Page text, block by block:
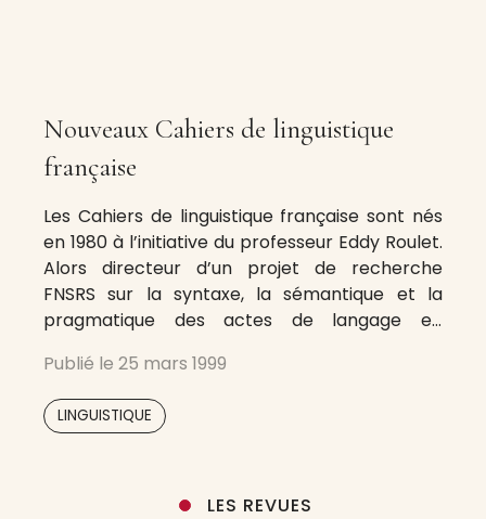
Nouveaux Cahiers de linguistique
française
Les Cahiers de linguistique française sont nés
en 1980 à l’initiative du professeur Eddy Roulet.
Alors directeur d’un projet de recherche
FNSRS sur la syntaxe, la sémantique et la
pragmatique des actes de langage en
linguistique française (Antoine Auchlin,
Jacques Moeschler, Christian Rubattel,
Marianne Schelling, Nina
Publié le 25 mars 1999
LINGUISTIQUE
LES REVUES